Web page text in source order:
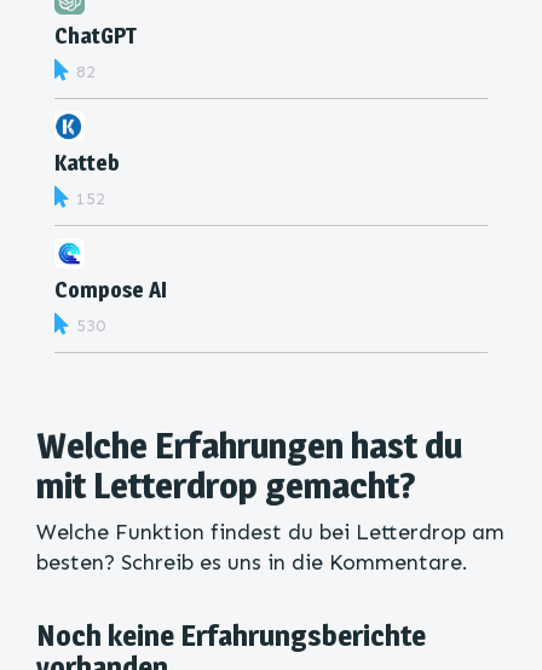
ChatGPT
82
Katteb
152
Compose AI
530
Welche Erfahrungen hast du
mit Letterdrop gemacht?
Welche Funktion findest du bei Letterdrop am
besten? Schreib es uns in die Kommentare.
Noch keine Erfahrungsberichte